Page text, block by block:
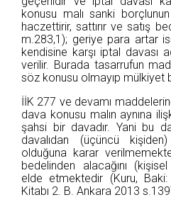
konusu malı sanki
haczettirir, sattırır ve satış
m.283,1); geriye para artar
kendisine karşı iptal davası
verilir. Burada tasarrufun
söz konusu olmayıp mülkiyet
İİK 277 ve devamı
dava konusu malın aynına
şahsi bir davadır. Yani bu
davalıdan (üçüncü
olduğuna karar
bedelinden alacağını
elde etmektedir (Kuru,
Kitabı 2. B. Ankara 2013